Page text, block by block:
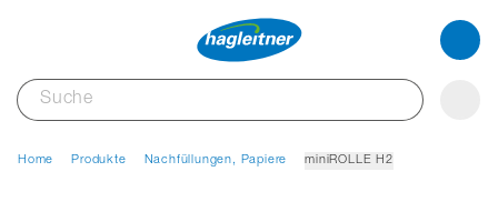
Home Produkte Nachfüllungen, Papiere miniROLLE H2